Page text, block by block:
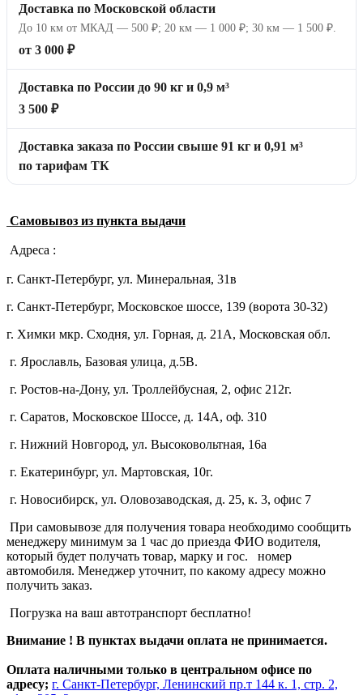
Доставка по Московской области
До 10 км от МКАД — 500 ₽; 20 км — 1 000 ₽; 30 км — 1 500 ₽.
от 3 000 ₽
Доставка по России до 90 кг и 0,9 м³
3 500 ₽
Доставка заказа по России свыше 91 кг и 0,91 м³
по тарифам ТК
Самовывоз из пункта выдачи
Адреса :
г. Санкт-Петербург, ул. Минеральная, 31в
г. Санкт-Петербург, Московское шоссе, 139 (ворота 30-32)
г. Химки мкр. Сходня, ул. Горная, д. 21А, Московская обл.
г. Ярославль, Базовая улица, д.5В.
г. Ростов-на-Дону, ул. Троллейбусная, 2, офис 212г.
г. Саратов, Московское Шоссе, д. 14А, оф. 310
г. Нижний Новгород, ул. Высоковольтная, 16а
г. Екатеринбург, ул. Мартовская, 10г.
г. Новосибирск, ул. Оловозаводская, д. 25, к. 3, офис 7
При самовывозе для получения товара необходимо сообщить
менеджеру минимум за 1 час до приезда ФИО водителя,
который будет получать товар, марку и гос. номер
автомобиля. Менеджер уточнит, по какому адресу можно
получить заказ.
Погрузка на ваш автотранспорт бесплатно!
Внимание ! В пунктах выдачи оплата не принимается.
Оплата наличными только в центральном офисе по
адресу; г. Санкт-Петербург, Ленинский пр.т 144 к. 1, стр. 2,